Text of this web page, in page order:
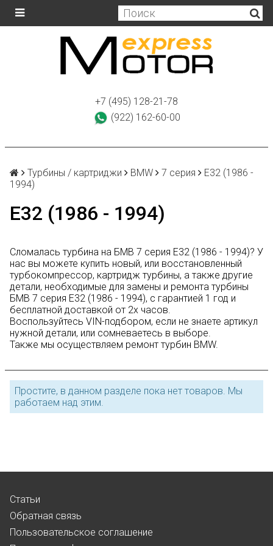
+7 (495) 128-21-78
(922) 162-60-00
Турбины / картриджи BMW 7 серия
E32 (1986 -
1994)
E32 (1986 - 1994)
Сломалась турбина на БМВ 7 серия E32 (1986 - 1994)? У
нас вы можете купить новый, или восстановленный
турбокомпрессор, картридж турбины, а также другие
детали, необходимые для замены и ремонта турбины
БМВ 7 серия E32 (1986 - 1994), с гарантией 1 год и
бесплатной доставкой от 2х часов.
Воспользуйтесь VIN-подбором, если не знаете артикул
нужной детали, или сомневаетесь в выборе.
Также мы осуществляем ремонт турбин BMW.
Простите, в данном разделе пока нет товаров. Мы
работаем над этим.
Статьи
Обратная связь
Пользовательское соглашение